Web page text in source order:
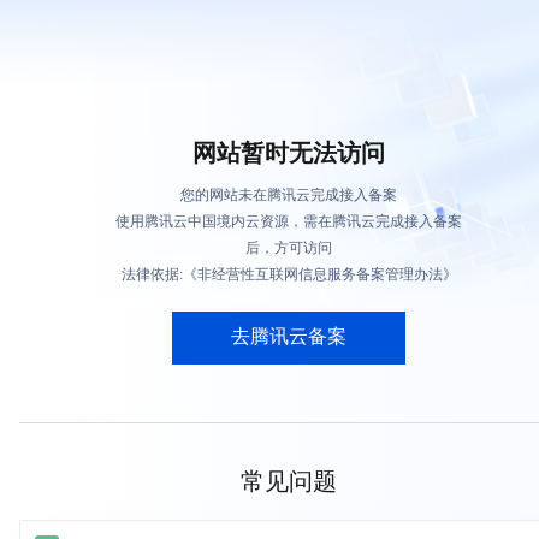
网站暂时无法访问
您的网站未在腾讯云完成接入备案
使用腾讯云中国境内云资源，需在腾讯云完成接入备案
后，方可访问
法律依据:《非经营性互联网信息服务备案管理办法》
去腾讯云备案
常见问题